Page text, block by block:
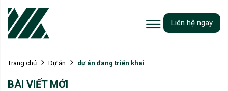
Liên hệ ngay
Trang chủ Dự án dự án đang triển khai
BÀI VIẾT MỚI